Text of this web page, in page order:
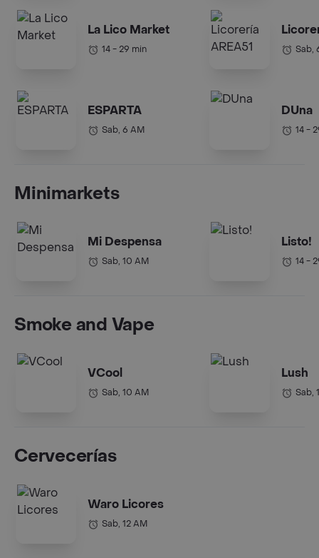
La Lico Market
14 - 29 min
ESPARTA
Sab, 6 AM
Sab,
DUna
14 -
Minimarkets
Mi Despensa
Sab, 10 AM
Listo!
14 -
Smoke and Vape
VCool
Sab, 10 AM
Lush
Sab,
Cervecerías
Waro Licores
Sab, 12 AM